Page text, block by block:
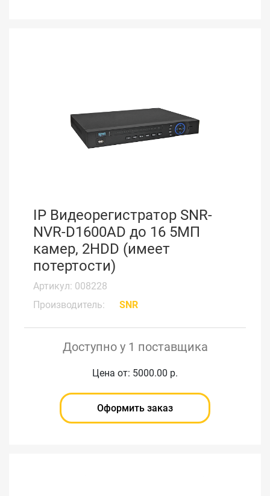
IP Видеорегистратор SNR-
NVR-D1600AD до 16 5МП
камер, 2HDD (имеет
потертости)
Артикул: 008228
Производитель:
SNR
Доступно у 1 поставщика
Цена от: 5000.00 р.
Оформить заказ